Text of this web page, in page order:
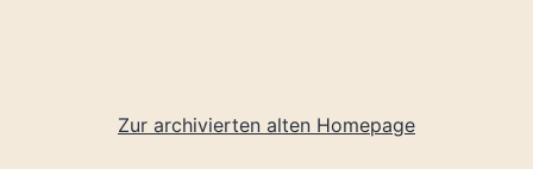
Zur archivierten alten Homepage